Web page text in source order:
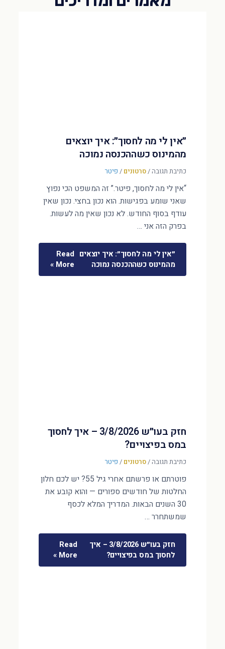
״אין לי מה לחסוך״: איך יוצאים
מהמינוס כשההכנסה נמוכה
כתיבת תגובה/סרטונים / פיטר
“אין לי מה לחסוך, פיטר.” זה המשפט הכי נפוץ
שאני שומע בפגישות. הוא נכון בחצי. נכון שאין
עודף בסוף החודש. לא נכון שאין מה לעשות.
בפרק הזה אני …
״אין לי מה לחסוך״: איך יוצאים
מהמינוס כשההכנסה נמוכה
Read
More »
חזק בעו״ש 3/8/2026 – איך לחסוך
במס בפיצויים?
כתיבת תגובה/סרטונים / פיטר
פוטרתם או פרשתם אחרי גיל 55? יש לכם חלון
החלטות של חודשים ספורים — והוא קובע את
30 השנים הבאות. המדריך המלא לכסף
שמשתחרר …
חזק בעו״ש 3/8/2026 – איך
לחסוך במס בפיצויים?
Read
More »